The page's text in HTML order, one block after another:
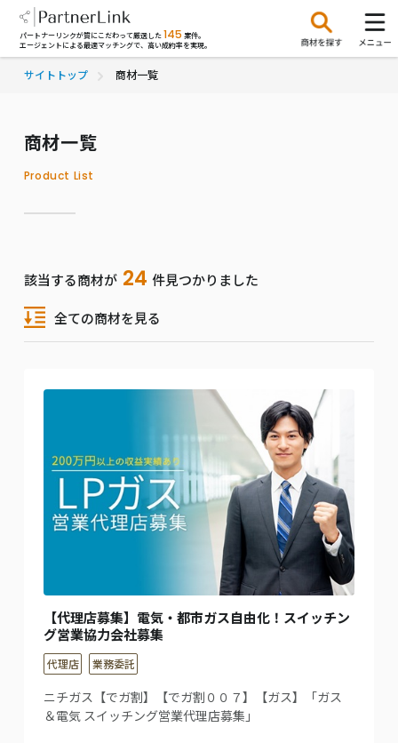
パートナーリンクが質にこだわって厳選した 145 案件。
エージェントによる最適マッチングで、高い成約率を実現。
サイトトップ 商材一覧
商材一覧
Product List
該当する商材が 24 件見つかりました
全ての商材を見る
【代理店募集】電気・都市ガス自由化！スイッチン
グ営業協力会社募集
代理店 業務委託
ニチガス【でガ割】【でガ割００７】【ガス】「ガス
＆電気 スイッチング営業代理店募集」